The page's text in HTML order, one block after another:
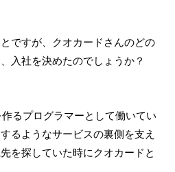
ですが、クオカードさんのどの
入社を決めたのでしょうか？
るプログラマーとして働いてい
るようなサービスの裏側を支え
を探していた時にクオカードと